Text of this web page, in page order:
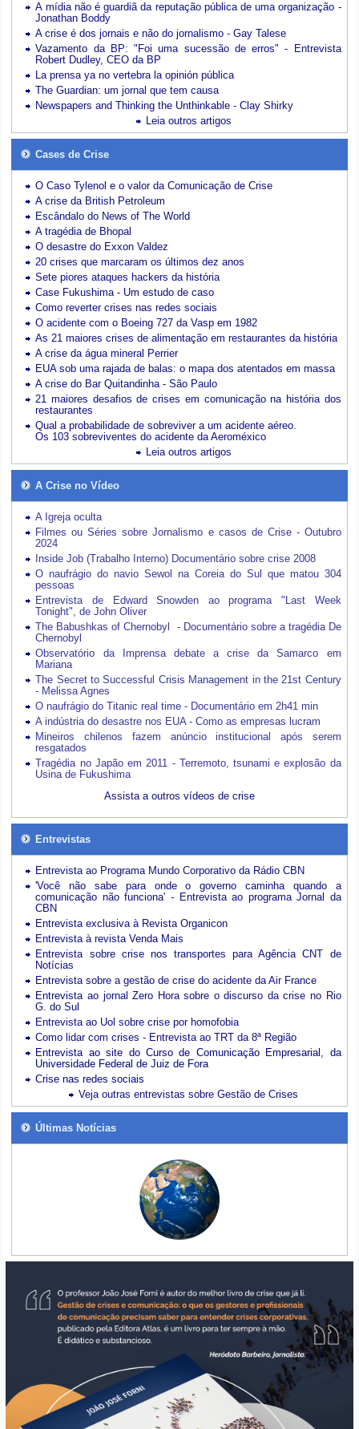
A mídia não é guardiã da reputação pública de uma organização -
Jonathan Boddy
A crise é dos jornais e não do jornalismo - Gay Talese
Vazamento da BP: "Foi uma sucessão de erros" - Entrevista
Robert Dudley, CEO da BP
La prensa ya no vertebra la opinión pública
The Guardian: um jornal que tem causa
Newspapers and Thinking the Unthinkable - Clay Shirky
Leia outros artigos
Cases de Crise
O Caso Tylenol e o valor da Comunicação de Crise
A crise da British Petroleum
Escândalo do News of The World
A tragédia de Bhopal
O desastre do Exxon Valdez
20 crises que marcaram os últimos dez anos
Sete piores ataques hackers da história
Case Fukushima - Um estudo de caso
Como reverter crises nas redes sociais
O acidente com o Boeing 727 da Vasp em 1982
As 21 maiores crises de alimentação em restaurantes da história
A crise da água mineral Perrier
EUA sob uma rajada de balas: o mapa dos atentados em massa
A crise do Bar Quitandinha - São Paulo
21 maiores desafios de crises em comunicação na história dos
restaurantes
Qual a probabilidade de sobreviver a um acidente aéreo.
Os 103 sobreviventes do acidente da Aeroméxico
Leia outros artigos
A Crise no Vídeo
A Igreja oculta
Filmes ou Séries sobre Jornalismo e casos de Crise - Outubro
2024
Inside Job (Trabalho Interno) Documentário sobre crise 2008
O naufrágio do navio Sewol na Coreia do Sul que matou 304
pessoas
Entrevista de Edward Snowden ao programa "Last Week
Tonight", de John Oliver
The Babushkas of Chernobyl - Documentário sobre a tragédia De
Chernobyl
Observatório da Imprensa debate a crise da Samarco em
Mariana
The Secret to Successful Crisis Management in the 21st Century
- Melissa Agnes
O naufrágio do Titanic real time - Documentário em 2h41 min
A indústria do desastre nos EUA - Como as empresas lucram
Mineiros chilenos fazem anúncio institucional após serem
resgatados
Tragédia no Japão em 2011 - Terremoto, tsunami e explosão da
Usina de Fukushima
Assista a outros vídeos de crise
Entrevistas
Entrevista ao Programa Mundo Corporativo da Rádio CBN
'Você não sabe para onde o governo caminha quando a
comunicação não funciona' - Entrevista ao programa Jornal da
CBN
Entrevista exclusiva à Revista Organicon
Entrevista à revista Venda Mais
Entrevista sobre crise nos transportes para Agência CNT de
Notícias
Entrevista sobre a gestão de crise do acidente da Air France
Entrevista ao jornal Zero Hora sobre o discurso da crise no Rio
G. do Sul
Entrevista ao Uol sobre crise por homofobia
Como lidar com crises - Entrevista ao TRT da 8ª Região
Entrevista ao site do Curso de Comunicação Empresarial, da
Universidade Federal de Juiz de Fora
Crise nas redes sociais
Veja outras entrevistas sobre Gestão de Crises
Últimas Notícias